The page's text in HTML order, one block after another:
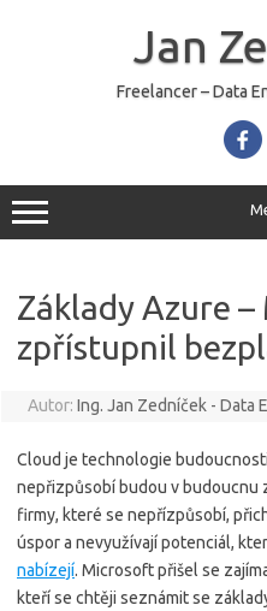
Jan
Freelancer – Data
Základy Azure
zpřístupnil
Autor: Ing. Jan Zedníček - Data
Cloud je technologie
nepřizpůsobí budou v budoucnu
firmy, které se nepřízpůsobí,
úspor a nevyužívají potenciál,
nabízejí. Microsoft přišel se
kteří se chtěji seznámit se